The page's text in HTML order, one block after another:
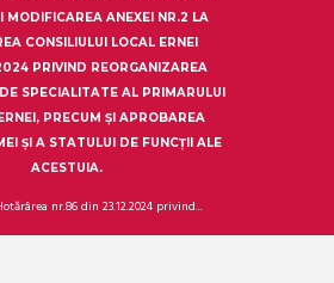
MODIFICAREA ANEXEI NR.2 LA
CONSILIULUI LOCAL ERNEI
PRIVIND REORGANIZAREA
SPECIALITATE AL PRIMARULUI
PRECUM ȘI APROBAREA
ȘI A STATULUI DE FUNCȚII ALE
ACESTUIA.
nr.86 din 23.12.2024 privind...